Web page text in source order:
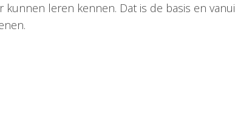
kunnen leren kennen. Dat is de basis en